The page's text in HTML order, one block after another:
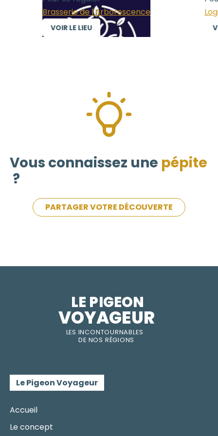
Brasserie de l'Arborescence
VOIR LE LIEU
Vous connaissez une pépite
?
PARTAGER VOTRE DÉCOUVERTE
LES INCONTOURNABLES
DE NOS RÉGIONS
LE PIGEON
VOYAGEUR
Le Pigeon Voyageur
Accueil
Le concept